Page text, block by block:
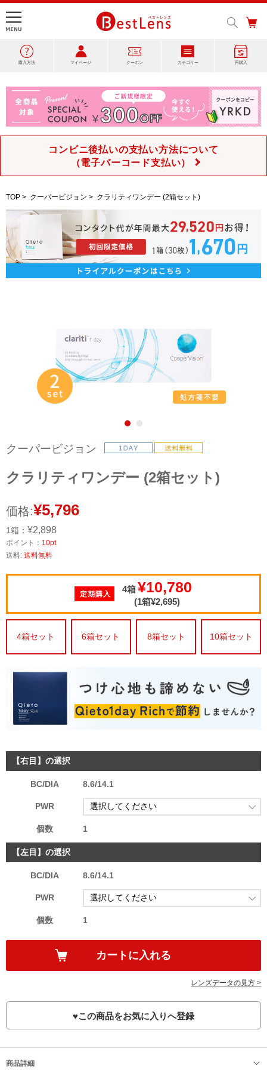
購入方法 マイページ クーポン カテゴリー 再購入
コンビニ後払いの支払い方法について
（電子バーコード支払い）
TOP > クーパービジョン > クラリティワンデー (2箱セット)
クーパービジョン
クラリティワンデー (2箱セット)
価格:¥5,796
1箱： ¥2,898
ポイント： 10pt
送料: 送料無料
定期購入 4箱 ¥10,780
(1箱¥2,695)
4箱セット 6箱セット 8箱セット 10箱セット
【右目】の選択
BC/DIA 8.6/14.1
PWR
個数 1
【左目】の選択
BC/DIA 8.6/14.1
PWR
個数 1
レンズデータの見方 >
♥この商品をお気に入りへ登録
商品詳細